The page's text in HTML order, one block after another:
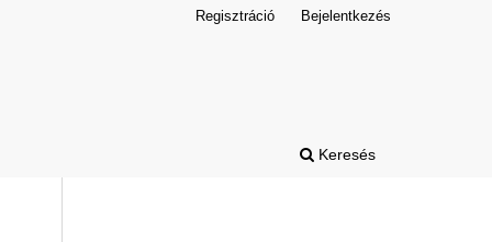
Keresés
Regisztráció Bejelentkezés